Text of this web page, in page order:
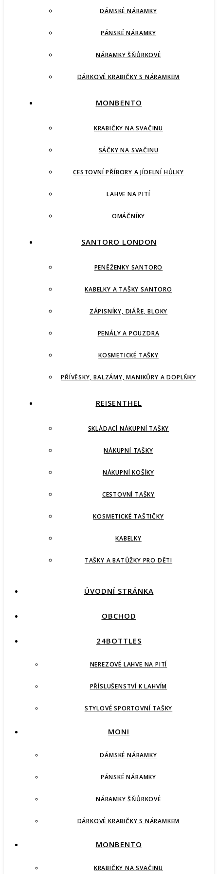
DÁMSKÉ NÁRAMKY
PÁNSKÉ NÁRAMKY
NÁRAMKY ŠŇŮRKOVÉ
DÁRKOVÉ KRABIČKY S NÁRAMKEM
MONBENTO
KRABIČKY NA SVAČINU
SÁČKY NA SVAČINU
CESTOVNÍ PŘÍBORY A JÍDELNÍ HŮLKY
LAHVE NA PITÍ
OMÁČNÍKY
SANTORO LONDON
PENĚŽENKY SANTORO
KABELKY A TAŠKY SANTORO
ZÁPISNÍKY, DIÁŘE, BLOKY
PENÁLY A POUZDRA
KOSMETICKÉ TAŠKY
PŘÍVĚSKY, BALZÁMY, MANIKŮRY A DOPLŇKY
REISENTHEL
SKLÁDACÍ NÁKUPNÍ TAŠKY
NÁKUPNÍ TAŠKY
NÁKUPNÍ KOŠÍKY
CESTOVNÍ TAŠKY
KOSMETICKÉ TAŠTIČKY
KABELKY
TAŠKY A BATŮŽKY PRO DĚTI
ÚVODNÍ STRÁNKA
OBCHOD
24BOTTLES
NEREZOVÉ LAHVE NA PITÍ
PŘÍSLUŠENSTVÍ K LAHVÍM
STYLOVÉ SPORTOVNÍ TAŠKY
MONI
DÁMSKÉ NÁRAMKY
PÁNSKÉ NÁRAMKY
NÁRAMKY ŠŇŮRKOVÉ
DÁRKOVÉ KRABIČKY S NÁRAMKEM
MONBENTO
KRABIČKY NA SVAČINU